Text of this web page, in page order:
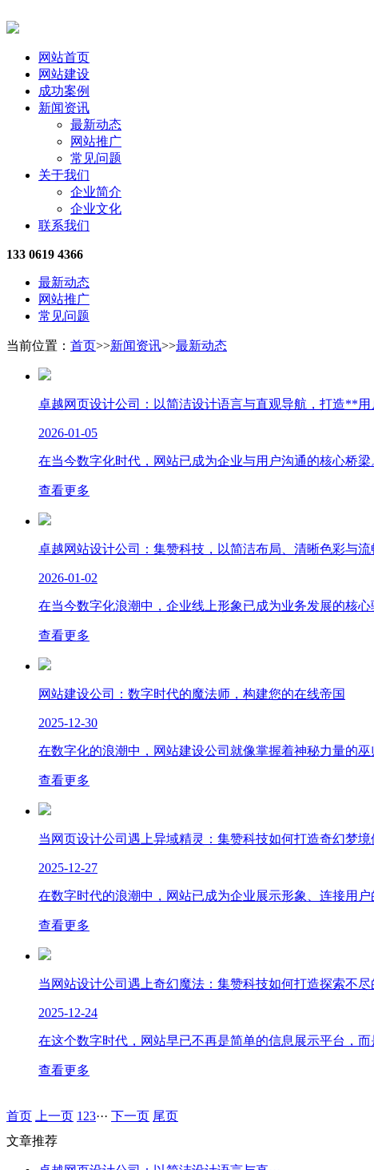
网站首页
网站建设
成功案例
新闻资讯
最新动态
网站推广
常见问题
关于我们
企业简介
企业文化
联系我们
133 0619 4366
最新动态
网站推广
常见问题
当前位置： 首页>>新闻资讯>>最新动态
卓越网页设计公司：以简洁设计语言与直观导航，打造**用
2026-01-05
在当今数字化时代，网站已成为企业与用户沟通的核心桥梁
查看更多
卓越网站设计公司：集赞科技，以简洁布局、清晰色彩与
2026-01-02
在当今数字化浪潮中，企业线上形象已成为业务发展的核心
查看更多
网站建设公司：数字时代的魔法师，构建您的在线帝国
2025-12-30
在数字化的浪潮中，网站建设公司就像掌握着神秘力量的巫
查看更多
当网页设计公司遇上异域精灵：集赞科技如何打造奇幻梦境
2025-12-27
在数字时代的浪潮中，网站已成为企业展示形象、连接用户
查看更多
当网站设计公司遇上奇幻魔法：集赞科技如何打造探索不尽
2025-12-24
在这个数字时代，网站早已不再是简单的信息展示平台，而
查看更多
首页 上一页 1 23··· 下一页 尾页
文章推荐